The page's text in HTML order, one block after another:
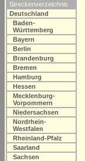
Streckenverzeichnis
Deutschland
Baden-
Württemberg
Bayern
Berlin
Brandenburg
Bremen
Hamburg
Hessen
Mecklenburg-
Vorpommern
Niedersachsen
Nordrhein-
Westfalen
Rheinland-Pfalz
Saarland
Sachsen